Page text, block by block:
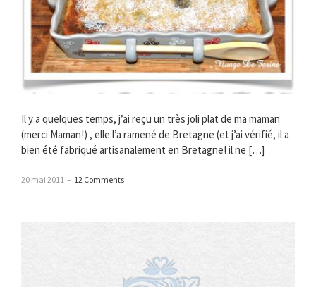
Il y a quelques temps, j’ai reçu un très joli plat de ma maman
(merci Maman!) , elle l’a ramené de Bretagne (et j’ai vérifié, il a
bien été fabriqué artisanalement en Bretagne! il ne […]
20 mai 2011 – 12 Comments